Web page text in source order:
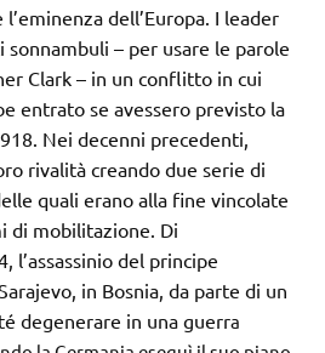
dell’Europa. I leader
– per usare le parole
Clark – in un conflitto in cui
entrato se avessero previsto la
Nei decenni precedenti,
rivalità creando due serie di
quali erano alla fine vincolate
di mobilitazione. Di
l’assassinio del principe
in Bosnia, da parte di un
degenerare in una guerra